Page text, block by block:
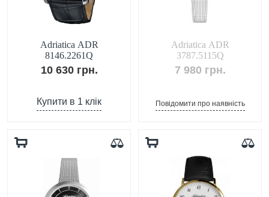
Adriatica ADR
8146.2261Q
10 630 грн.
Купити в 1 клік
Adriatica ADR
3787.5115Q
7 980 грн.
Повідомити про наявність